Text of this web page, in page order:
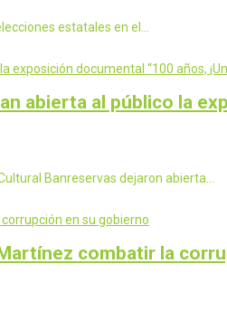
estatales en el…
abierta al público la
Banreservas dejaron abierta…
combatir la